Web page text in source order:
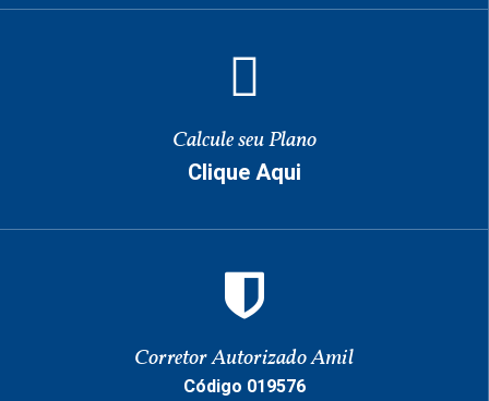
Calcule seu Plano
Clique Aqui
Corretor Autorizado Amil
Código 019576